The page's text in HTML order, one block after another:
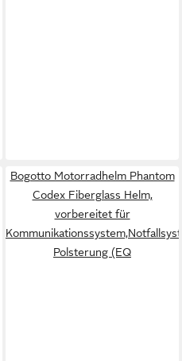
Bogotto Motorradhelm Phantom
Codex Fiberglass Helm,
vorbereitet für
Polsterung (EQ